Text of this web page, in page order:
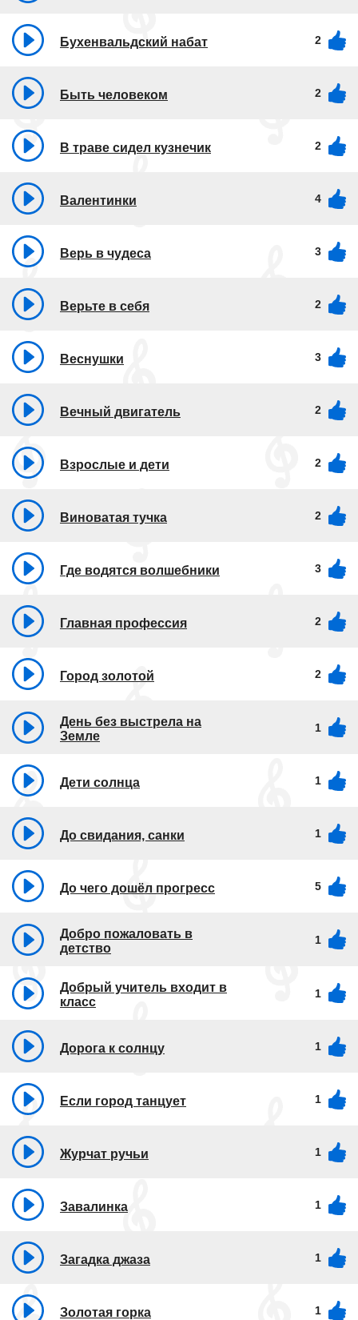
Бухенвальдский набат 2
Быть человеком 2
В траве сидел кузнечик 2
Валентинки 4
Верь в чудеса 3
Верьте в себя 2
Веснушки 3
Вечный двигатель 2
Взрослые и дети 2
Виноватая тучка 2
Где водятся волшебники 3
Главная профессия 2
Город золотой 2
День без выстрела на
Земле
1
Дети солнца 1
До свидания, санки 1
До чего дошёл прогресс 5
Добро пожаловать в
детство
1
Добрый учитель входит в
класс
1
Дорога к солнцу 1
Если город танцует 1
Журчат ручьи 1
Завалинка 1
Загадка джаза 1
Золотая горка 1